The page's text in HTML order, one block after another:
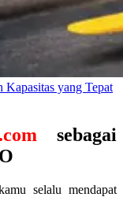
yang Tepat
sebagai
selalu mendapat